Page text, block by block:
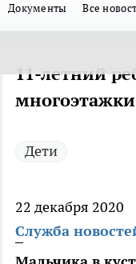
Документы Все
11-летний
Дети
22 декабря 2020
Служба